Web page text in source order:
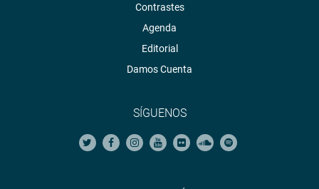
Contrastes
Agenda
Editorial
Damos Cuenta
SÍGUENOS